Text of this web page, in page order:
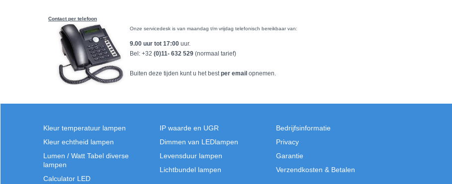
Contact per telefoon
Onze servicedesk is van maandag t/m vrijdag telefonisch bereikbaar van:
9.00 uur tot 17:00 uur.
Bel: +32 (0)11- 632 529 (normaal tarief)
Buiten deze tijden kunt u het bestper email opnemen.
Kleur temperatuur lampen
Kleur echtheid lampen
Lumen / Watt Tabel diverse
lampen
Calculator LED
IP waarde en UGR
Dimmen van LEDlampen
Levensduur lampen
Lichtbundel lampen
Bedrijfsinformatie
Privacy
Garantie
Verzendkosten & Betalen